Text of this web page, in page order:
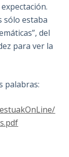
sólo estaba
del
para ver la
palabras: